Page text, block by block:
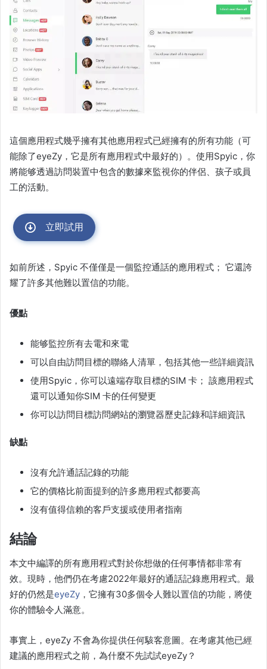
這個應用程式幾乎擁有其他應用程式已經擁有的所有功能（可
能除了eyeZy，它是所有應用程式中最好的）。使用Spyic，你
將能够透過訪問裝置中包含的數據來監視你的伴侶、孩子或員
工的活動。
立即試用
如前所述，Spyic 不僅僅是一個監控通話的應用程式； 它還誇
耀了許多其他難以置信的功能。
優點
能够監控所有去電和來電
可以自由訪問目標的聯絡人清單，包括其他一些詳細資訊
使用Spyic，你可以遠端存取目標的SIM 卡； 該應用程式
還可以通知你SIM 卡的任何變更
你可以訪問目標訪問網站的瀏覽器歷史記錄和詳細資訊
缺點
沒有允許通話記錄的功能
它的價格比前面提到的許多應用程式都要高
沒有值得信賴的客戶支援或使用者指南
結論
本文中編譯的所有應用程式對於你想做的任何事情都非常有
效。現時，他們仍在考慮2022年最好的通話記錄應用程式。最
好的仍然是eyeZy ，它擁有30多個令人難以置信的功能，將使
你的體驗令人滿意。
事實上，eyeZy 不會為你提供任何駭客意圖。在考慮其他已經
建議的應用程式之前，為什麼不先試試eyeZy？